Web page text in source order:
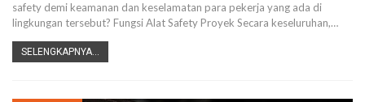
safety demi keamanan dan keselamatan para pekerja yang ada di
lingkungan tersebut? Fungsi Alat Safety Proyek Secara keseluruhan,…
SELENGKAPNYA...